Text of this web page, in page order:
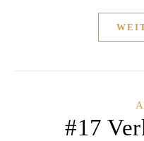
#17